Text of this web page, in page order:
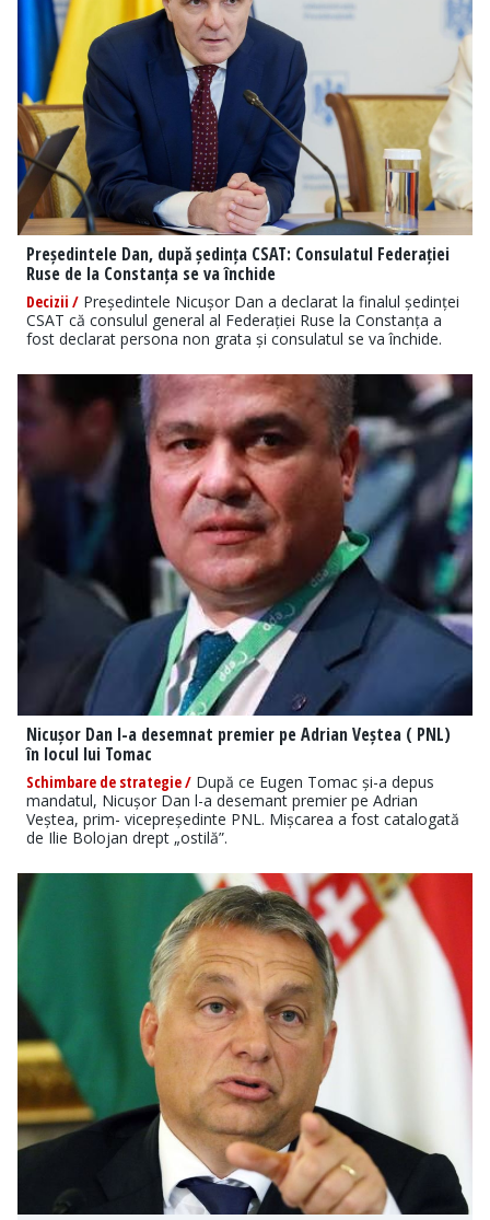
Președintele Dan, după ședința CSAT: Consulatul Federației
Ruse de la Constanța se va închide
Decizii / Președintele Nicușor Dan a declarat la finalul ședinței
CSAT că consulul general al Federației Ruse la Constanța a
fost declarat persona non grata și consulatul se va închide.
Nicușor Dan l-a desemnat premier pe Adrian Veștea ( PNL)
în locul lui Tomac
Schimbare de strategie / După ce Eugen Tomac și-a depus
mandatul, Nicușor Dan l-a desemant premier pe Adrian
Veștea, prim- vicepreședinte PNL. Mișcarea a fost catalogată
de Ilie Bolojan drept „ostilă”.